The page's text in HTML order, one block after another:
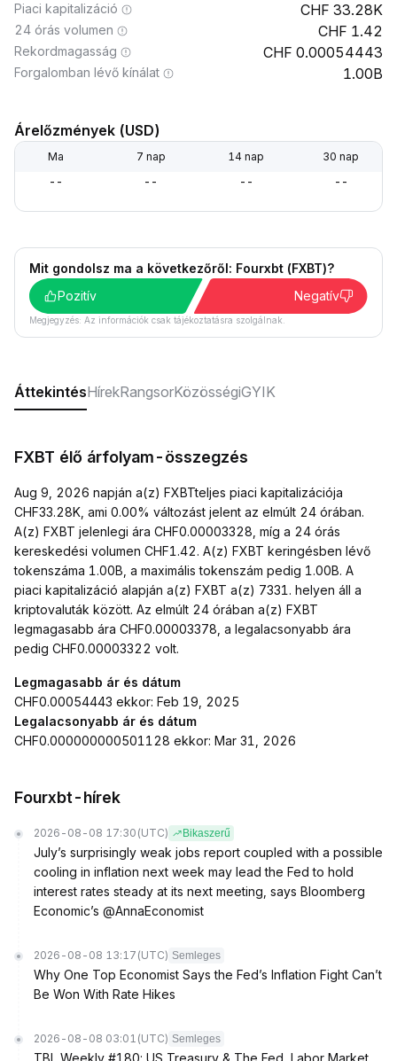
Piaci kapitalizáció 33.28K
24 órás volumen 1.42
Rekordmagasság 0.00054443
Forgalomban lévő kínálat 1.00B
Árelőzmények (USD)
Ma 7 nap 14 nap 30 nap
-- -- -- --
Mit gondolsz ma a következőről: Fourxbt (FXBT)?
Pozitív
Negatív
Megjegyzés: Az információk csak tájékoztatásra szolgálnak.
ÁttekintésHírekRangsorKözösségiGYIK
FXBT élő árfolyam-összegzés
Aug 9, 2026 napján a(z) FXBTteljes piaci kapitalizációja
CHF33.28K, ami 0.00% változást jelent az elmúlt 24 órában.
A(z) FXBT jelenlegi ára CHF0.00003328, míg a 24 órás
kereskedési volumen CHF1.42. A(z) FXBT keringésben lévő
tokenszáma 1.00B, a maximális tokenszám pedig 1.00B. A
piaci kapitalizáció alapján a(z) FXBT a(z) 7331. helyen áll a
kriptovaluták között. Az elmúlt 24 órában a(z) FXBT
legmagasabb ára CHF0.00003378, a legalacsonyabb ára
pedig CHF0.00003322 volt.
Legmagasabb ár és dátum
CHF0.00054443 ekkor: Feb 19, 2025
Legalacsonyabb ár és dátum
CHF0.000000000501128 ekkor: Mar 31, 2026
Fourxbt-hírek
2026-08-08 17:30 (UTC) Bikaszerű
July’s surprisingly weak jobs report coupled with a possible
cooling in inflation next week may lead the Fed to hold
interest rates steady at its next meeting, says Bloomberg
Economic’s @AnnaEconomist
2026-08-08 13:17 (UTC) Semleges
Why One Top Economist Says the Fed’s Inflation Fight Can’t
Be Won With Rate Hikes
2026-08-08 03:01 (UTC) Semleges
TBL Weekly #180: US Treasury & The Fed, Labor Market,